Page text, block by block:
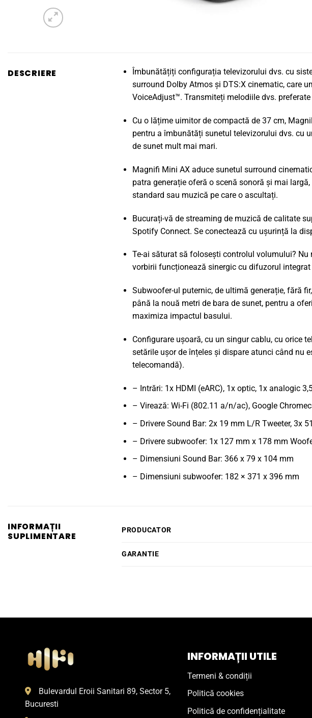
DESCRIERE
Îmbunătățiți configurația televizorului dvs. cu
surround Dolby Atmos și DTS:X cinematic, care
VoiceAdjust™. Transmiteți melodiile dvs.
Cu o lățime uimitor de compactă de 37 cm,
pentru a îmbunătăți sunetul televizorului dvs. cu
de sunet mult mai mari.
Magnifi Mini AX aduce sunetul surround
patra generație oferă o scenă sonoră și mai
standard sau muzică pe care o ascultați.
Bucurați-vă de streaming de muzică de calitate
Spotify Connect. Se conectează cu ușurință la
Te-ai săturat să folosești controlul volumului?
vorbirii funcționează sinergic cu difuzorul
Subwoofer-ul puternic, de ultimă generație, fără
până la nouă metri de bara de sunet, pentru a
maximiza impactul basului.
Configurare ușoară, cu un singur cablu, cu orice
setările ușor de înțeles și dispare atunci când nu
telecomandă).
– Intrări: 1x HDMI (eARC), 1x optic, 1x analogic
– Virează: Wi-Fi (802.11 a/n/ac), Google
– Drivere Sound Bar: 2x 19 mm L/R Tweeter, 3x
– Drivere subwoofer: 1x 127 mm x 178 mm
– Dimensiuni Sound Bar: 366 x 79 x 104 mm
– Dimensiuni subwoofer: 182 × 371 x 396 mm
INFORMAȚII
SUPLIMENTARE
PRODUCATOR
GARANTIE
Bulevardul Eroii Sanitari 89, Sector 5,
Bucuresti
INFORMAȚII UTILE
Termeni & condiții
Politică cookies
Politică de confidențialitate